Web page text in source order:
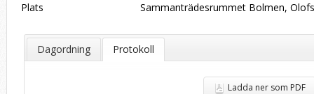
Plats
Sammanträdesrummet Bolmen,
Dagordning Protokoll
Ladda ner som PDF